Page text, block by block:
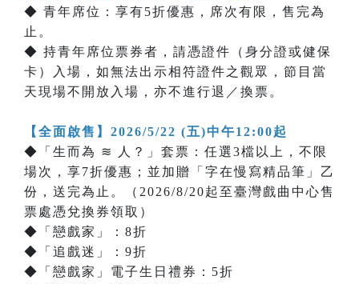
◆ 青年席位：享有5折優惠，席次有限，售完為
止。
◆ 持青年席位票券者，請憑證件（身分證或健保
卡）入場，如無法出示相符證件之觀眾，節目當
天現場不開放入場，亦不進行退／換票。
【全面啟售】2026/5/22 (五)中午12:00起
◆「生而為 ≋ 人？」套票：任選3檔以上，不限
場次，享7折優惠；並加贈「字在慢寫精品筆」乙
份，送完為止。（2026/8/20起至臺灣戲曲中心售
票處憑兌換券領取）
◆「戀戲家」：8折
◆「追戲迷」：9折
◆「戀戲家」電子生日禮券：5折